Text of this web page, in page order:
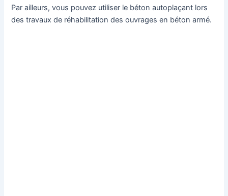
Par ailleurs, vous pouvez utiliser le béton autoplaçant lors
des travaux de réhabilitation des ouvrages en béton armé.